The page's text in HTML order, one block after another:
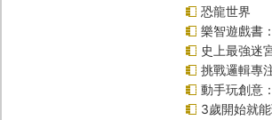
恐龍世界
樂智遊戲書
史上最強迷
挑戰邏輯專
動手玩創意
3歲開始就